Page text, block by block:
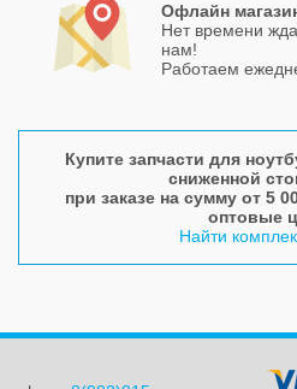
Офлайн
Нет времени
нам!
Работаем
Купите запчасти для
сниженной
при заказе на сумму от 5
оптовые
Найти